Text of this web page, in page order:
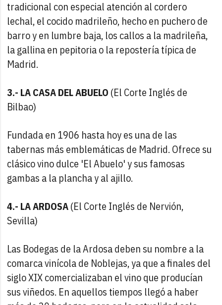
tradicional con especial atención al cordero
lechal, el cocido madrileño, hecho en puchero de
barro y en lumbre baja, los callos a la madrileña,
la gallina en pepitoria o la repostería típica de
Madrid.
3.- LA CASA DEL ABUELO (El Corte Inglés de
Bilbao)
Fundada en 1906 hasta hoy es una de las
tabernas más emblemáticas de Madrid. Ofrece su
clásico vino dulce 'El Abuelo' y sus famosas
gambas a la plancha y al ajillo.
4.- LA ARDOSA(El Corte Inglés de Nervión,
Sevilla)
Las Bodegas de la Ardosa deben su nombre a la
comarca vinícola de Noblejas, ya que a finales del
siglo XIX comercializaban el vino que producían
sus viñedos. En aquellos tiempos llegó a haber